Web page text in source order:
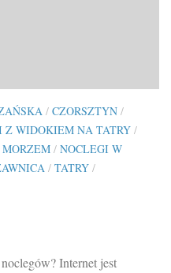
/ CZORSZTYN /
Z WIDOKIEM NA TATRY /
/ NOCLEGI W
/ TATRY /
Internet jest